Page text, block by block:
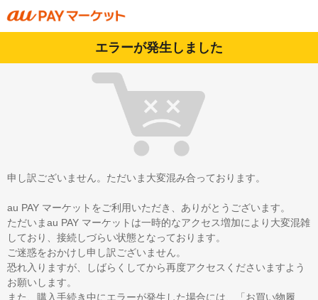
エラーが発生しました
申し訳ございません。ただいま大変混み合っております。
au PAY マーケットをご利用いただき、ありがとうございます。
ただいまau PAY マーケットは一時的なアクセス増加により大変混雑
しており、接続しづらい状態となっております。
ご迷惑をおかけし申し訳ございません。
恐れ入りますが、しばらくしてから再度アクセスくださいますよう
お願いします。
また、購入手続き中にエラーが発生した場合には、「お買い物履